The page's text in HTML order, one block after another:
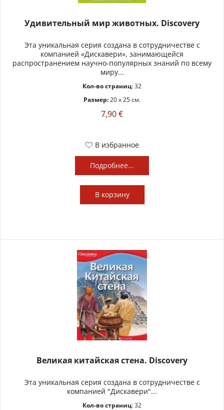
Удивительный мир животных. Discovery
Эта уникальная серия создана в сотрудничестве с
компанией «Дискавери», занимающейся
распространением научно-популярных знаний по всему
миру...
Кол-во страниц: 32
Размер:20 x 25 см.
7,90 €
В избранное
Подробнее...
В корзину
Великая китайская стена. Discovery
Эта уникальная серия создана в сотрудничестве с
компанией "Дискавери"...
Кол-во страниц: 32